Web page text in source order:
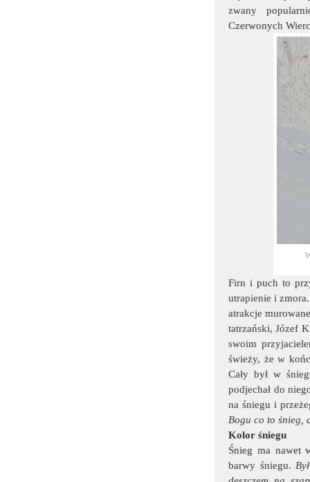
zwany
Czerwonych
Firn i puch to
utrapienie i
atrakcje
tatrzański, Józef
swoim
świeży, że w
Cały był w
podjechał do
na śniegu i
Bogu co to śnieg,
Kolor śniegu
Śnieg ma nawet
barwy śniegu.